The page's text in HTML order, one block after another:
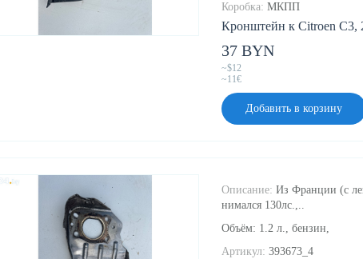
Кронштейн к Citroen C3,
Коробка: МКПП
37 BYN
~$12
~11€
Добавить в корзину
Описание: Из Франции (с
нимался 130лс.,..
Объём: 1.2 л., бензин,
Артикул: 393673_4